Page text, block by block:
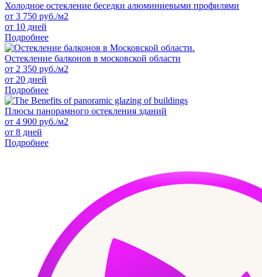
Холодное остекление беседки алюминиевыми профилями
от 3 750 руб./м2
от 10 дней
Подробнее
Остекление балконов в московской области
от 2 350 руб./м2
от 20 дней
Подробнее
Плюсы панорамного остекления зданий
от 4 900 руб./м2
от 8 дней
Подробнее